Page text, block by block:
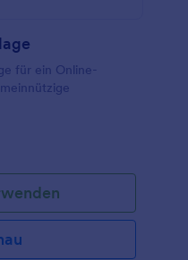
für ein Online-